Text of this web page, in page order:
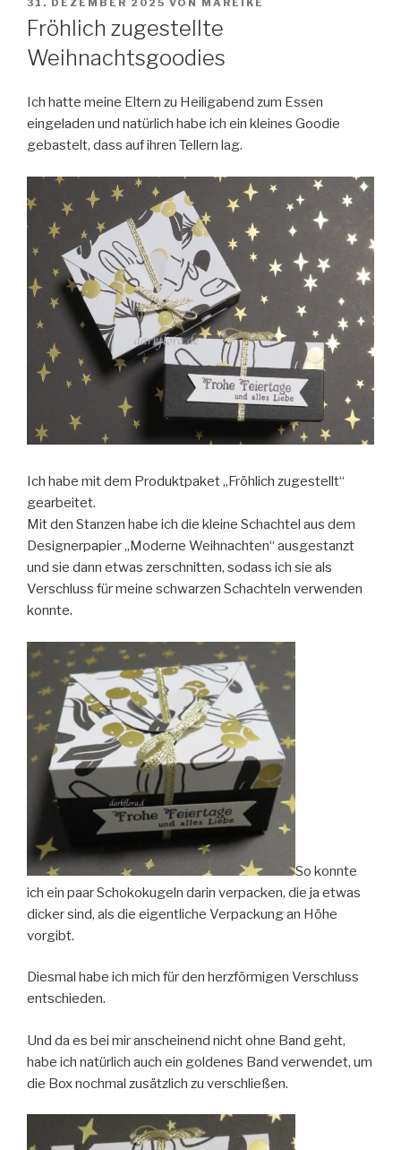
AM
31. DEZEMBER 2025 VON MAREIKE
Fröhlich zugestellte
Weihnachtsgoodies
Ich hatte meine Eltern zu Heiligabend zum Essen
eingeladen und natürlich habe ich ein kleines Goodie
gebastelt, dass auf ihren Tellern lag.
Ich habe mit dem Produktpaket „Fröhlich zugestellt“
gearbeitet.
Mit den Stanzen habe ich die kleine Schachtel aus dem
Designerpapier „Moderne Weihnachten“ ausgestanzt
und sie dann etwas zerschnitten, sodass ich sie als
Verschluss für meine schwarzen Schachteln verwenden
konnte.
So konnte
ich ein paar Schokokugeln darin verpacken, die ja etwas
dicker sind, als die eigentliche Verpackung an Höhe
vorgibt.
Diesmal habe ich mich für den herzförmigen Verschluss
entschieden.
Und da es bei mir anscheinend nicht ohne Band geht,
habe ich natürlich auch ein goldenes Band verwendet, um
die Box nochmal zusätzlich zu verschließen.